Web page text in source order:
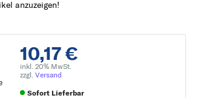
anzuzeigen!
10,17 €
inkl. 20% MwSt.
zzgl. Versand
Sofort Lieferbar